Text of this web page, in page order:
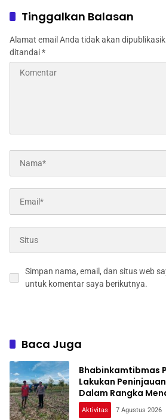
Pangan
Tinggalkan Balasan
Alamat email Anda tidak akan
ditandai*
Simpan nama, email, dan situs web
untuk komentar saya berikutnya.
Baca Juga
Bhabinkamtibmas
Lakukan
Dalam Rangka
Pangan
Aktivitas 7 Agustus 2026